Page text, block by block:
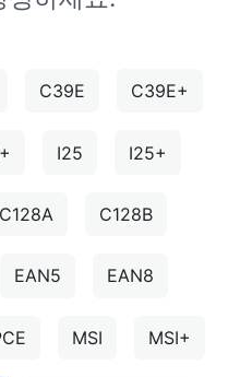
C39E C39E+
I25 I25+
C128A C128B
EAN5 EAN8
MSI MSI+